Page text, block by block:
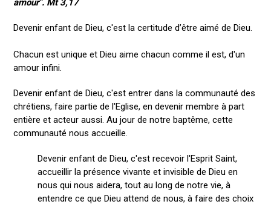
amour". Mt 3,17
Devenir enfant de Dieu, c'est la certitude d’être aimé de Dieu.
Chacun est unique et Dieu aime chacun comme il est, d'un
amour infini.
Devenir enfant de Dieu, c'est entrer dans la communauté des
chrétiens, faire partie de l'Eglise, en devenir membre à part
entière et acteur aussi. Au jour de notre baptême, cette
communauté nous accueille.
Devenir enfant de Dieu, c'est recevoir l'Esprit Saint,
accueillir la présence vivante et invisible de Dieu en
nous qui nous aidera, tout au long de notre vie, à
entendre ce que Dieu attend de nous, à faire des choix